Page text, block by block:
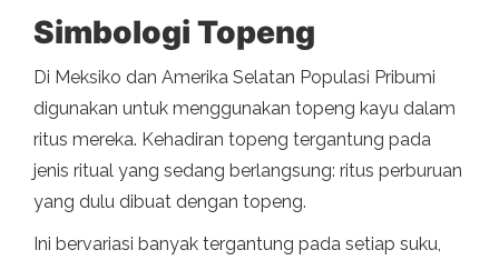
Simbologi Topeng
Di Meksiko dan Amerika Selatan Populasi Pribumi
digunakan untuk menggunakan topeng kayu dalam
ritus mereka. Kehadiran topeng tergantung pada
jenis ritual yang sedang berlangsung: ritus perburuan
yang dulu dibuat dengan topeng.
Ini bervariasi banyak tergantung pada setiap suku,